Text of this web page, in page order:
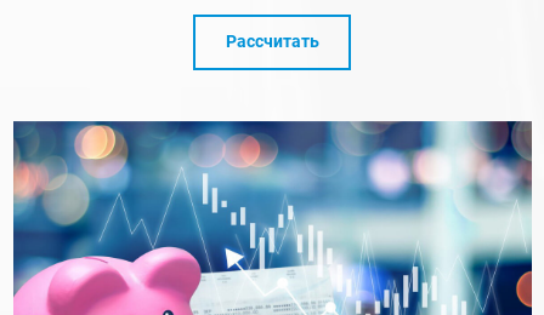
Рассчитать